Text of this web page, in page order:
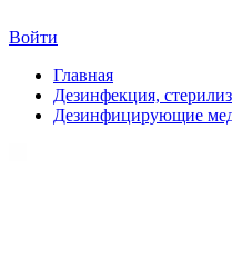
Войти
Главная
Дезинфекция,
Дезинфицирующие